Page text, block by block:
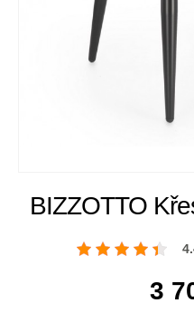
BIZZOTTO
3